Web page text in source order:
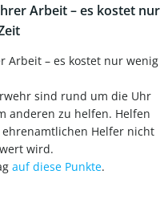
Arbeit – es kostet nur
Arbeit – es kostet nur wenig
sind rund um die Uhr
anderen zu helfen. Helfen
Helfer nicht
wird.
auf diese Punkte.